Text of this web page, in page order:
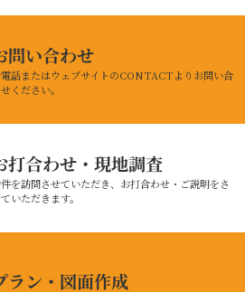
問い合わせ
話またはウェブサイトのCONTACTよりお問い合
ください。
打合わせ・現地調査
を訪問させていただき、お打合わせ・ご説明をさ
いただきます。
ラン・図面作成